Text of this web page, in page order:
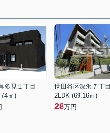
多見１丁目
㎡)
世田谷区深沢７丁目
2LDK (69.16㎡)
28万円